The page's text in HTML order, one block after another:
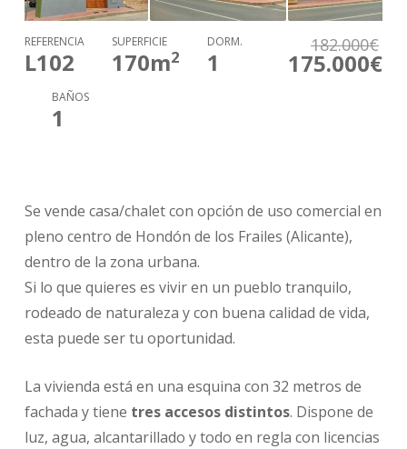
182.000€
175.000€
REFERENCIA
L102
SUPERFICIE
170m2
DORM.
1
BAÑOS
1
Se vende casa/chalet con opción de uso comercial en
pleno centro de Hondón de los Frailes (Alicante),
dentro de la zona urbana.
Si lo que quieres es vivir en un pueblo tranquilo,
rodeado de naturaleza y con buena calidad de vida,
esta puede ser tu oportunidad.
La vivienda está en una esquina con 32 metros de
fachada y tiene tres accesos distintos. Dispone de
luz, agua, alcantarillado y todo en regla con licencias